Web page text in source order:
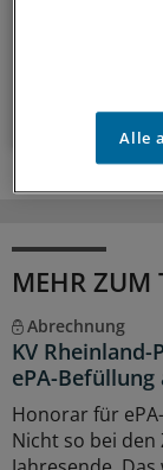
MEHR ZUM
Abrechnung
KV
ePA-
Honorar für
Nicht so bei
Alle